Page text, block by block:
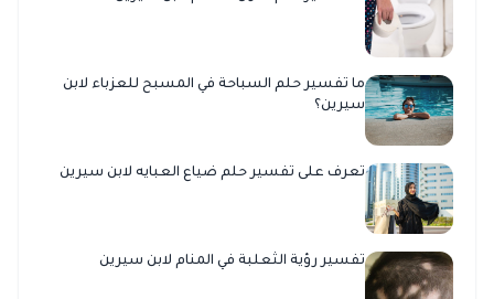
ما تفسير حلم السباحة في المسبح للعزباء لابن
سيرين؟
تعرف على تفسير حلم ضياع العبايه لابن سيرين
تفسير رؤية الثعلبة في المنام لابن سيرين